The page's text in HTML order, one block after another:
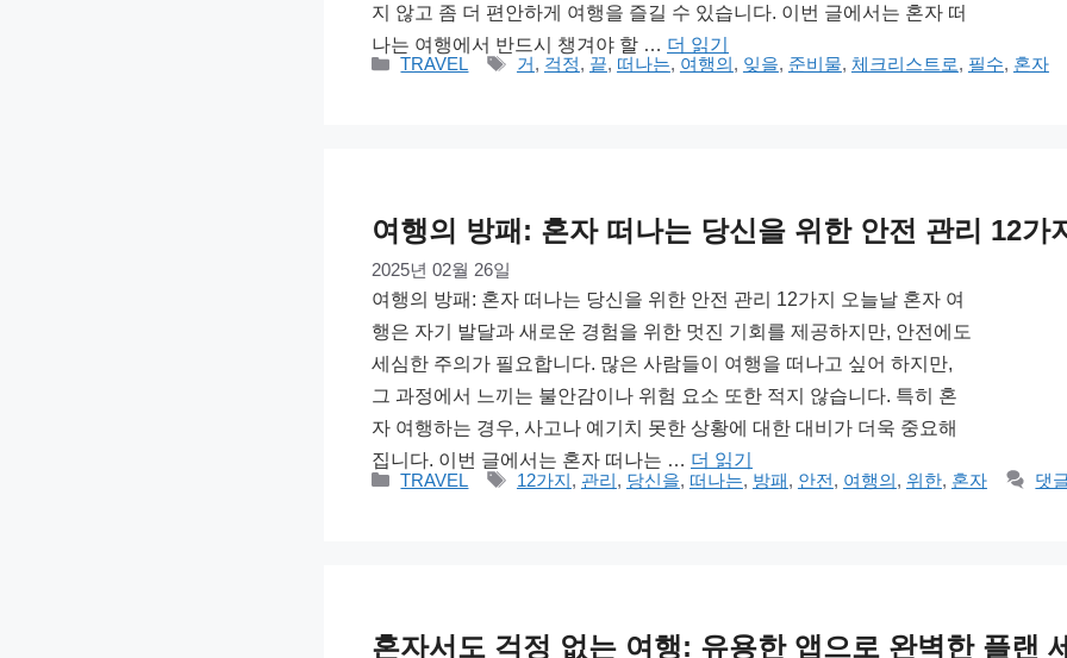
지 않고 좀 더 편안하게 여행을 즐길 수 있습니다. 이번 글에서는 혼자 떠
나는 여행에서 반드시 챙겨야 할 … 더 읽기
카
TRAVEL
태
거, 걱정, 끝, 떠나는, 여행의, 잊을, 준비물, 체크리스트로, 필수, 혼자
여행의 방패: 혼자 떠나는 당신을 위한 안전 관리 12가
2025년 02월 26일
여행의 방패: 혼자 떠나는 당신을 위한 안전 관리 12가지 오늘날 혼자 여
행은 자기 발달과 새로운 경험을 위한 멋진 기회를 제공하지만, 안전에도
세심한 주의가 필요합니다. 많은 사람들이 여행을 떠나고 싶어 하지만,
그 과정에서 느끼는 불안감이나 위험 요소 또한 적지 않습니다. 특히 혼
자 여행하는 경우, 사고나 예기치 못한 상황에 대한 대비가 더욱 중요해
집니다. 이번 글에서는 혼자 떠나는 … 더 읽기
카
TRAVEL
태
12가지, 관리, 당신을, 떠나는, 방패, 안전, 여행의, 위한, 혼자 댓
혼자서도 걱정 없는 여행: 유용한 앱으로 완벽한 플랜